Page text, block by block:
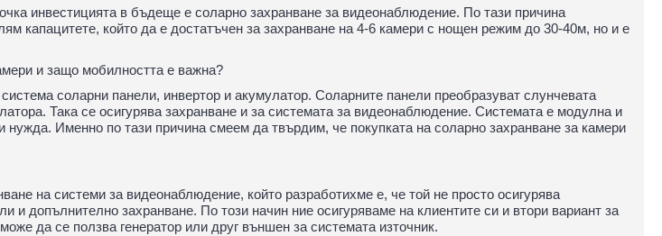
инвестицията в бъдеще е соларно захранване за видеонаблюдение. По тази причина
капацитете, който да е достатъчен за захранване на 4-6 камери с нощен режим до 30-40м, но и е
и защо мобилността е важна?
соларни панели, инвертор и акумулатор. Соларните панели преобразуват слунчевата
Така се осигурява захранване и за системата за видеонаблюдение. Системата е модулна и
нужда. Именно по тази причина смеем да твърдим, че покупката на соларно захранване за камери
на системи за видеонаблюдение, който разработихме е, че той не просто осигурява
и допълнително захранване. По този начин ние осигуряваме на клиентите си и втори вариант за
да се ползва генератор или друг външен за системата източник.